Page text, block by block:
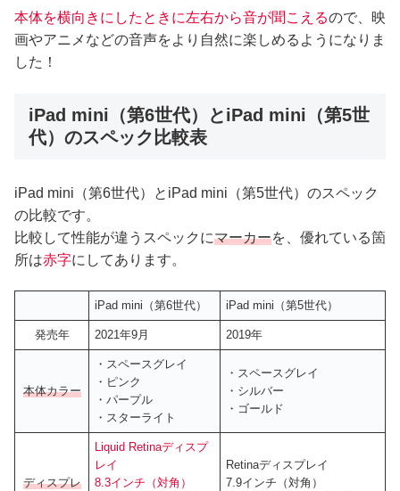
本体を横向きにしたときに左右から音が聞こえるので、映
画やアニメなどの音声をより自然に楽しめるようになりま
した！
iPad mini（第6世代）とiPad mini（第5世
代）のスペック比較表
iPad mini（第6世代）とiPad mini（第5世代）のスペック
の比較です。
比較して性能が違うスペックにマーカーを、優れている箇
所は赤字にしてあります。
iPad mini（第6世代） iPad mini（第5世代）
発売年 2021年9月 2019年
本体カラー
・スペースグレイ
・ピンク
・パープル
・スターライト
・スペースグレイ
・シルバー
・ゴールド
ディスプレ
Liquid Retinaディスプ
レイ
8.3インチ（対角）
Retinaディスプレイ
7.9インチ（対角）